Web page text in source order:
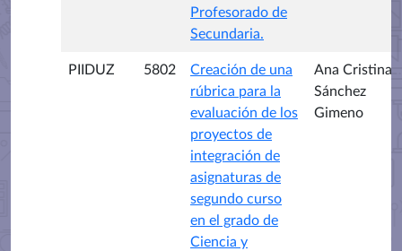
Profesorado de
Secundaria.
PIIDUZ 5802
Creación de una
rúbrica para la
evaluación de los
proyectos de
integración de
asignaturas de
segundo curso
en el grado de
Ciencia y
Ana Cristina
Sánchez
Gimeno